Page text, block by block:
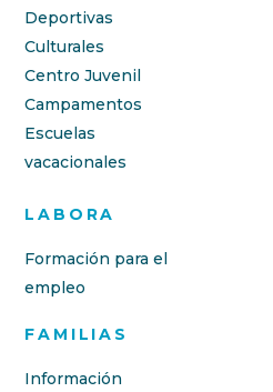
Deportivas
Culturales
Centro Juvenil
Campamentos
Escuelas
vacacionales
LABORA
Formación para el
empleo
FAMILIAS
Información